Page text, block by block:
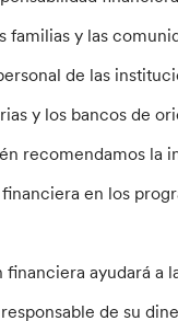
familias y las
de las
y los bancos de
recomendamos la
en los
financiera ayudará a
de su